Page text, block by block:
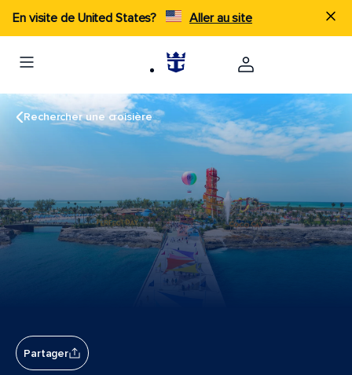
En visite de United States? Aller au site
Rechercher une croisière
Partager